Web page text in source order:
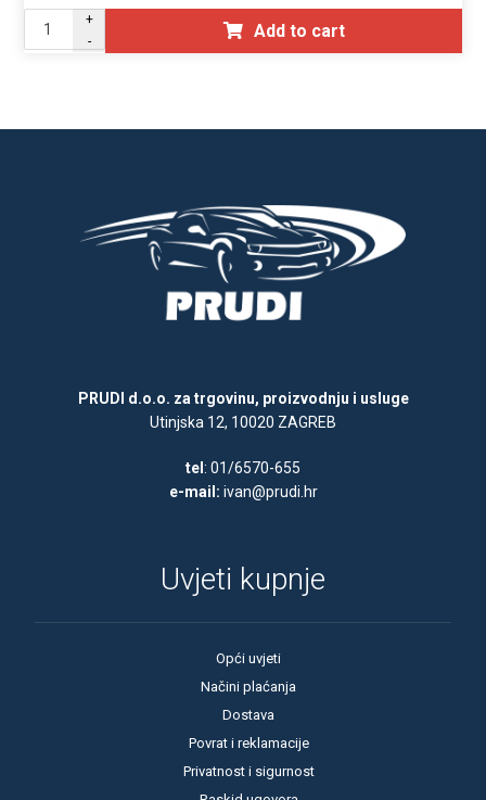
+
-
Add to cart
PRUDI d.o.o. za trgovinu, proizvodnju i usluge
Utinjska 12, 10020 ZAGREB
tel : 01/6570-655
e-mail: ivan@prudi.hr
Uvjeti kupnje
Opći uvjeti
Načini plaćanja
Dostava
Povrat i reklamacije
Privatnost i sigurnost